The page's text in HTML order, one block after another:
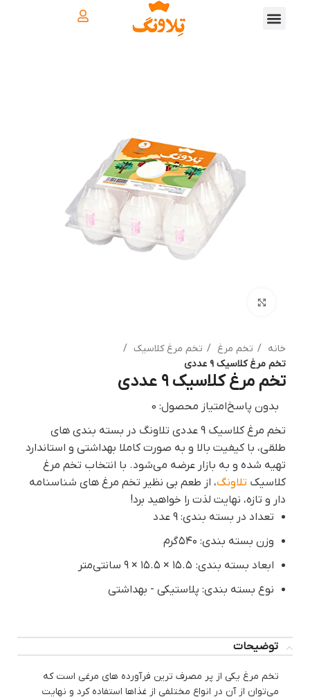
خانه تخم مرغ
تخم مرغ کلاسیک
تخم مرغ کلاسیک ۹ عددی
تخم مرغ کلاسیک ۹ عددی
بدون پاسخامتیاز محصول: 0
تخم مرغ کلاسیک 9 عددی تلاونگ در بسته بندی های
طلقی، با کیفیت بالا و به صورت کاملا بهداشتی و استاندارد
تهیه شده و به بازار عرضه می‌شود. با انتخاب تخم مرغ
کلاسیک تلاونگ، از طعم بی نظیر تخم مرغ های شناسنامه
دار و تازه، نهایت لذت را خواهید برد!
تعداد در بسته بندی: 9 عدد
وزن بسته بندی: ۵۴۰ گرم
ابعاد بسته بندی: ۱۵.۵ × ۱۵.۵ × ۹ سانتی‌متر
نوع بسته بندی: پلاستیکی - بهداشتی
توضیحات
تخم مرغ یکی از پر مصرف ترین فرآورده های مرغی است که
می‌توان از آن در انواع مختلفی از غذاها استفاده کرد و نهایت